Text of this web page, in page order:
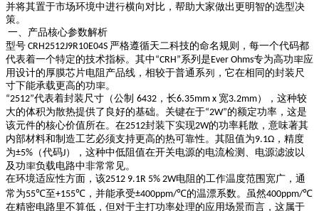
并将其置于市场环境中进行横向对比，帮助大家做出更明智的选型决
策。
一、产品核心参数解析
型号 CRH2512J9R10E04S 严格遵循天二科技的命名规则，每⼀个代码都
代表着一个特定的技术指标。其中“CRH”系列是Ever Ohms专为高功率应
用设计的厚膜芯片电阻产品线，相较于普通系列，它在相同的封装尺
寸下能承载更高的功率。
“2512”代表着封装尺寸（公制 6432 ，长6.35mm x 宽3.2mm），这种较
大的体积为散热提供了良好的基础。关键在于“2W”的额定功率，这是
该元件的核心价值所在。在2512封装下实现2W的功率耗散，意味著其
内部材料和制造工艺必须支持更高的热可靠性。其阻值为9.1Ω ，精度
为±5% （代码J），这种中低阻值在开关电源的电流检测、电源滤波以
及功率负载电路中非常常见。
在环境适应性方面，该2512 9.1R 5% 2W电阻的工作温度范围宽广，通
常为55℃至+155℃ ，并能承受±400ppm/℃的温漂系数。虽然400ppm/℃
在精密电路里不算低，但对于主打功率处理的应用场景而言，这属于